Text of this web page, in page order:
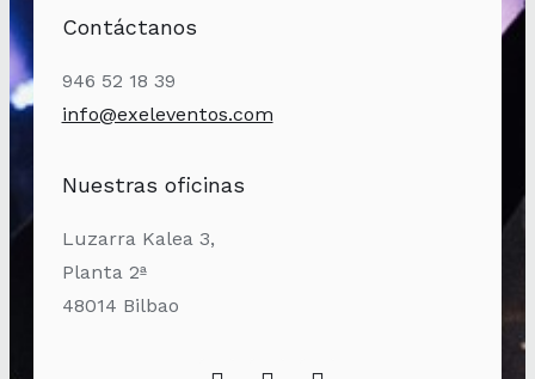
Contáctanos
946 52 18 39
info@exeleventos.com
Nuestras oficinas
Luzarra Kalea 3,
Planta 2ª
48014 Bilbao